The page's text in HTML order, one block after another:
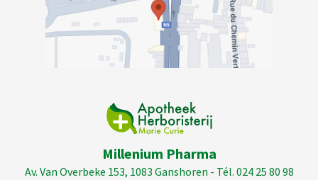
Millenium Pharma
Av. Van Overbeke 153, 1083 Ganshoren - Tél. 024 25 80 98